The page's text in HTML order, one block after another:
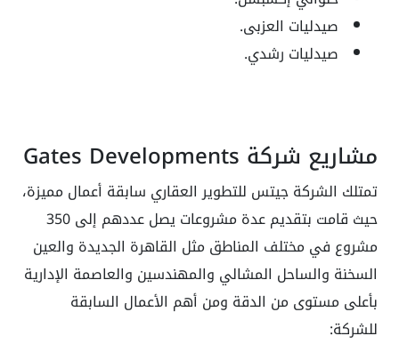
صيدليات العزبى.
صيدليات رشدي.
مشاريع شركة Gates Developments
تمتلك الشركة جيتس للتطوير العقاري سابقة أعمال مميزة،
حيث قامت بتقديم عدة مشروعات يصل عددهم إلى 350
مشروع في مختلف المناطق مثل القاهرة الجديدة والعين
السخنة والساحل المشالي والمهندسين والعاصمة الإدارية
بأعلى مستوى من الدقة ومن أهم الأعمال السابقة
للشركة: